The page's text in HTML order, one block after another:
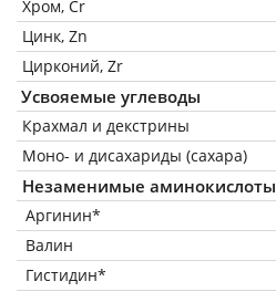
Хром, Cr
Цинк, Zn
Цирконий, Zr
Усвояемые углеводы
Крахмал и декстрины
Моно- и дисахариды (сахара)
Незаменимые аминокислоты
Аргинин*
Валин
Гистидин*